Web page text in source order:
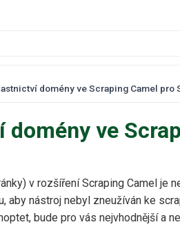
domény ve Scraping Camel pro
ve
v rozšíření Scraping Camel je
aby nástroj nebyl zneužíván ke
bude pro vás nejvhodnější a